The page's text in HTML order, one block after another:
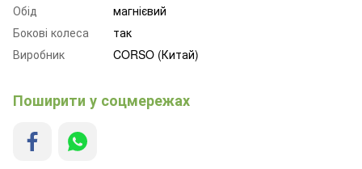
Обід
магнієвий
Бокові колеса
так
Виробник
CORSO (Китай)
Поширити у соцмережах